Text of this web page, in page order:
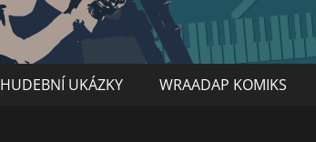
HUDEBNÍ UKÁZKY WRAADAP KOMIKS